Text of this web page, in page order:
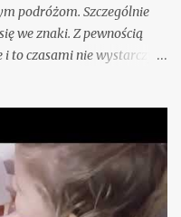
podróżom. Szczególnie
we znaki. Z pewnością
to czasami nie wystarczy.
znajdziesz coś fajnego
To typowe gry
dodatkowych
jako sposób na nudę w